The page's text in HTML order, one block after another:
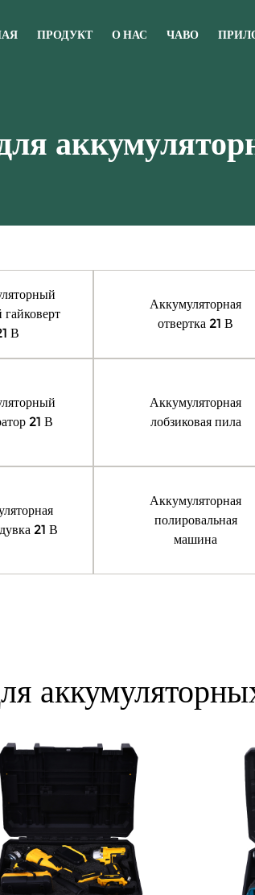
ПРОДУКТ О НАС ЧАВО
В
Аккумуляторная
отвертка 21 В
21 В
Аккумуляторная
лобзиковая пила
21 В
Аккумуляторная
полировальная
машина